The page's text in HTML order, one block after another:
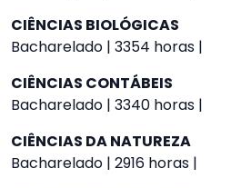
CIÊNCIAS BIOLÓGICAS
Bacharelado | 3354 horas |
CIÊNCIAS CONTÁBEIS
Bacharelado | 3340 horas |
CIÊNCIAS DA NATUREZA
Bacharelado | 2916 horas |